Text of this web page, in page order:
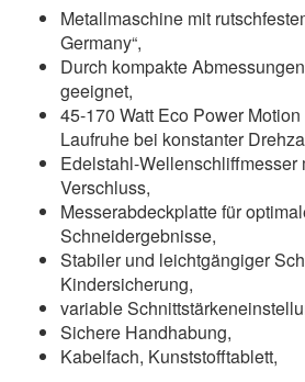
Metallmaschine mit
Germany“,
Durch kompakte
geeignet,
45-170 Watt Eco Power
Laufruhe bei konstanter
Edelstahl-Wellenschliffmesser
Verschluss,
Messerabdeckplatte für
Schneidergebnisse,
Stabiler und leichtgängiger
Kindersicherung,
variable
Sichere Handhabung,
Kabelfach, Kunststofftablett,